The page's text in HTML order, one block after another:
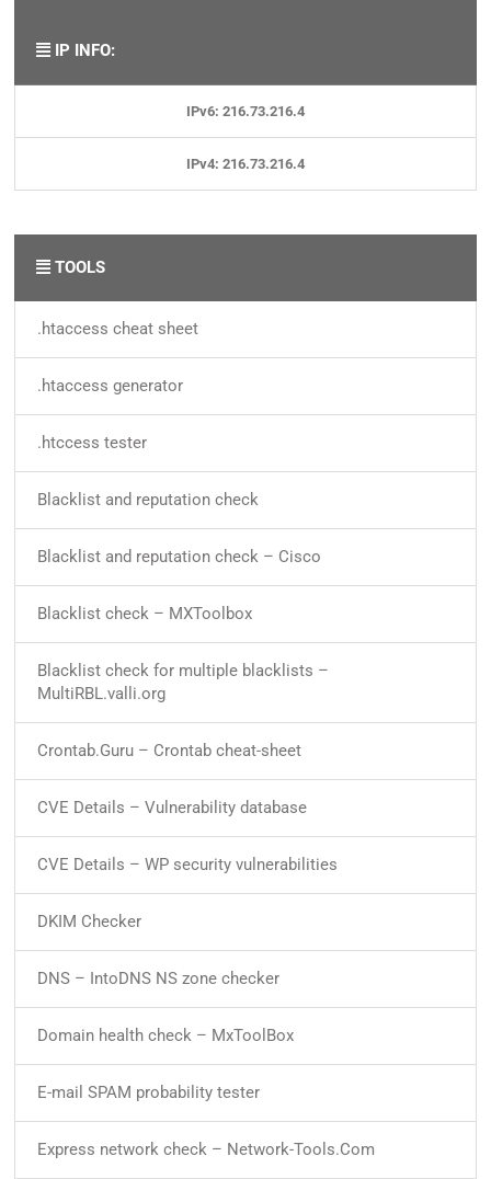
IP INFO:
IPv6: 216.73.216.4
IPv4: 216.73.216.4
TOOLS
.htaccess cheat sheet
.htaccess generator
.htccess tester
Blacklist and reputation check
Blacklist and reputation check – Cisco
Blacklist check – MXToolbox
Blacklist check for multiple blacklists –
MultiRBL.valli.org
Crontab.Guru – Crontab cheat-sheet
CVE Details – Vulnerability database
CVE Details – WP security vulnerabilities
DKIM Checker
DNS – IntoDNS NS zone checker
Domain health check – MxToolBox
E-mail SPAM probability tester
Express network check – Network-Tools.Com